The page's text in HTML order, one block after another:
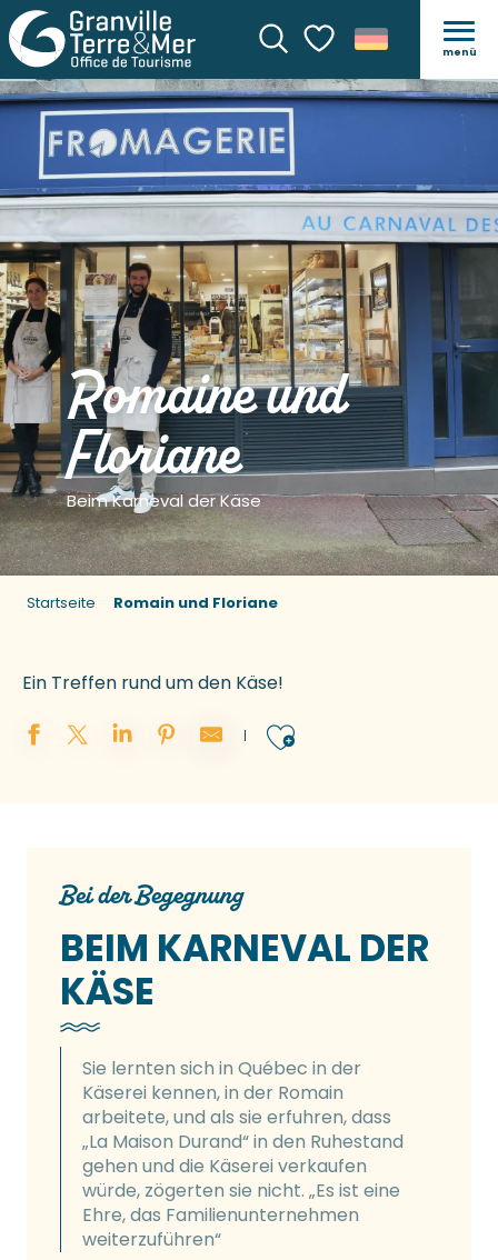
SucheVoir les favoris
menü
Romaine und
Floriane
Beim Karneval der Käse
Startseite Romain und Floriane
Ein Treffen rund um den Käse!
Ajouter aux
Bei der Begegnung
BEIM KARNEVAL DER
KÄSE
Sie lernten sich in Québec in der
Käserei kennen, in der Romain
arbeitete, und als sie erfuhren, dass
„La Maison Durand“ in den Ruhestand
gehen und die Käserei verkaufen
würde, zögerten sie nicht. „Es ist eine
Ehre, das Familienunternehmen
weiterzuführen“